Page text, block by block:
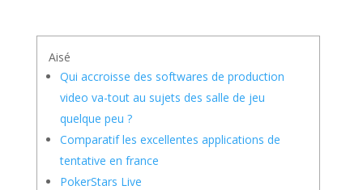
Aisé
Qui accroisse des softwares de production
video va-tout au sujets des salle de jeu
quelque peu ?
Comparatif les excellentes applications de
tentative en france
PokerStars Live